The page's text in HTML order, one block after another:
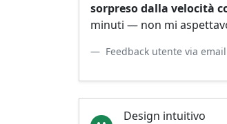
sorpreso dalla velocità
minuti — non mi
Feedback utente via email
Design intuitivo